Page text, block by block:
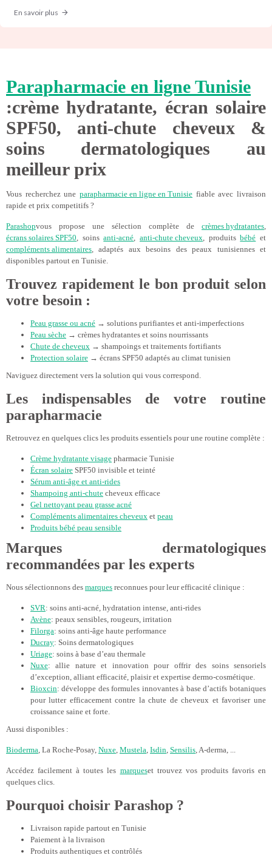
En savoir plus
Parapharmacie en ligne Tunisie
:crème hydratante, écran solaire
SPF50, anti-chute cheveux &
soins dermatologiques au
meilleur prix
Vous recherchez une parapharmacie en ligne en Tunisie fiable avec livraison
rapide et prix competitifs ?
Parashopvous propose une sélection complète de crèmes hydratantes,
écrans solaires SPF50 , soinsanti-acné anti-chute cheveux , produitsbébé et
compléments alimentaires , adaptés aux besoins des peaux tunisiennes et
disponibles partout en Tunisie.
Trouvez rapidement le bon produit selon
votre besoin :
Peau grasse ou acné → solutions purifiantes et anti-imperfections
Peau sèche → crèmes hydratantes et soins nourrissants
Chute de cheveux → shampoings et traitements fortifiants
Protection solaire → écrans SPF50 adaptés au climat tunisien
Naviguez directement vers la solution qui vous correspond.
Les indispensables de votre routine
parapharmacie
Retrouvez en quelques clics les produits essentiels pour une routine complète :
Crème hydratante visage pharmacie Tunisie
Écran solaire SPF50 invisible et teinté
Sérum anti-âge et anti-rides
Shampoing anti-chute cheveux efficace
Gel nettoyant peau grasse acné
Compléments alimentaires cheveux et peau
Produits bébé peau sensible
Marques dermatologiques
recommandées par les experts
Nous sélectionnons des marques reconnues pour leur efficacité clinique :
SVR: soins anti-acné, hydratation intense, anti-rides
Avène: peaux sensibles, rougeurs, irritation
Filorga: soins anti-âge haute performance
Ducray: Soins dermatologiques
Uriage: soins à base d’eau thermale
Nuxe: allie nature et innovation pour offrir des soins sensoriels
d’exception, alliant efficacité, plaisir et expertise dermo-cosmétique.
Bioxcin: développe des formules innovantes à base d’actifs botaniques
pour lutter efficacement contre la chute de cheveux et favoriser une
croissance saine et forte.
Aussi disponibles :
Bioderma , La Roche-Posay, Nuxe Mustela Isdin Sensilis , A-derma, ...
Accédez facilement à toutes les marqueset trouvez vos produits favoris en
quelques clics.
Pourquoi choisir Parashop ?
Livraison rapide partout en Tunisie
Paiement à la livraison
Produits authentiques et contrôlés